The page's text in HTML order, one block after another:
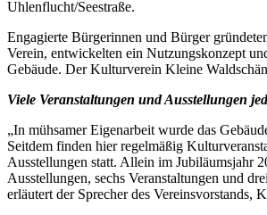
Uhlenflucht/Seestraße.
Engagierte Bürgerinnen und Bürger
Verein, entwickelten ein Nutzungskonzept
Gebäude. Der Kulturverein Kleine
Viele Veranstaltungen und Ausstellungen
„In mühsamer Eigenarbeit wurde das
Seitdem finden hier regelmäßig
Ausstellungen statt. Allein im Jubiläumsjahr
Ausstellungen, sechs Veranstaltungen und
erläutert der Sprecher des Vereinsvorstands,